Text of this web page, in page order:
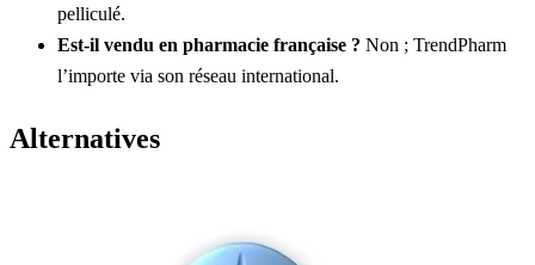
pelliculé.
Est-il vendu en pharmacie française ? Non ; TrendPharm
l’importe via son réseau international.
Alternatives